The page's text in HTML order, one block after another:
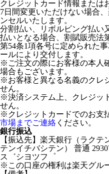
クレジットカード情報または
7日間変更いただけない場合
ンセルいたします。
分割払い、リボルビング払い
払いとなる場合、割賦販売法
第54条1項各号に定められた
ールにより交付します。
※ご注文の際にお客様の本人
場合もございます。
※お客様と異なる名義のクレ
せん。
※決済システム上、クレジッ
せん。
※クレジットカードでのお支
市場までご連絡 ください。
銀行振込
【振込先】楽天銀行（ラク
テンイチバシテン） 普通
ス゛シヨツフ゜
※この口座の権利は楽天グル